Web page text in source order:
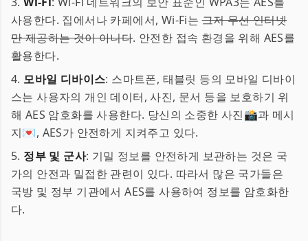
사용한다. 집에서나 카페에서, Wi-Fi는그저 무선 인터넷
만 제공하는 것이 아니다. 안전한 접속 환경을 위해 AES를
활용한다.
4. 모바일 디바이스: 스마트폰, 태블릿 등의 모바일 디바이
스는 사용자의 개인 데이터, 사진, 문서 등을 보호하기 위
해 AES 암호화를 사용한다. 당신의 소중한 사진📸과 메시
지💌, AES가 안전하게 지켜주고 있다.
5. 정부 및 군사: 기밀 정보를 안전하게 보관하는 것은 국
가의 안전과 밀접한 관련이 있다. 따라서 많은 국가들은
국방 및 정부 기관에서 AES를 사용하여 정보를 암호화한
다.